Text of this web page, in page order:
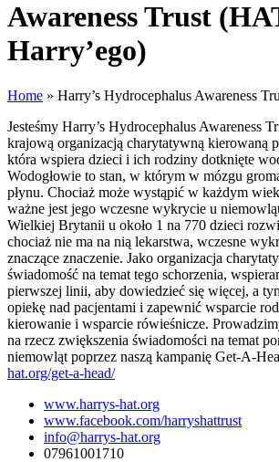
Awareness Trust
Harry’ego)
Home » Harry’s Hydrocephalus Awareness
Jesteśmy Harry’s Hydrocephalus Awareness
krajową organizacją charytatywną kierowaną
która wspiera dzieci i ich rodziny dotknięte
Wodogłowie to stan, w którym w mózgu
płynu. Chociaż może wystąpić w każdym
ważne jest jego wczesne wykrycie u
Wielkiej Brytanii u około 1 na 770 dzieci
chociaż nie ma na nią lekarstwa, wczesne
znaczące znaczenie. Jako organizacja
świadomość na temat tego schorzenia,
pierwszej linii, aby dowiedzieć się więcej, a
opiekę nad pacjentami i zapewnić wsparcie
kierowanie i wsparcie rówieśnicze.
na rzecz zwiększenia świadomości na temat
niemowląt poprzez naszą kampanię Get-A-
hat.org/get-a-head/
www.harrys-hat.org
www.facebook.com/harryshattrust
info@harrys-hat.org
07961001710